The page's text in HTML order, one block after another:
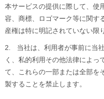
本サービスの提供に際して、使
容、商標、ロゴマーク等に関す
産権は特に明記されていない限
2.
当社は、利用者が事前に当
く、私的利用その他法律によっ
て、これらの一部または全部を
製することを禁止します。